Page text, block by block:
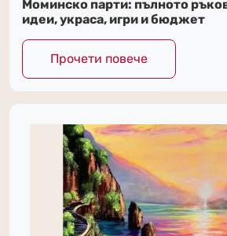
Моминско парти: пълното
идеи, украса, игри и бюджет
Прочети повече